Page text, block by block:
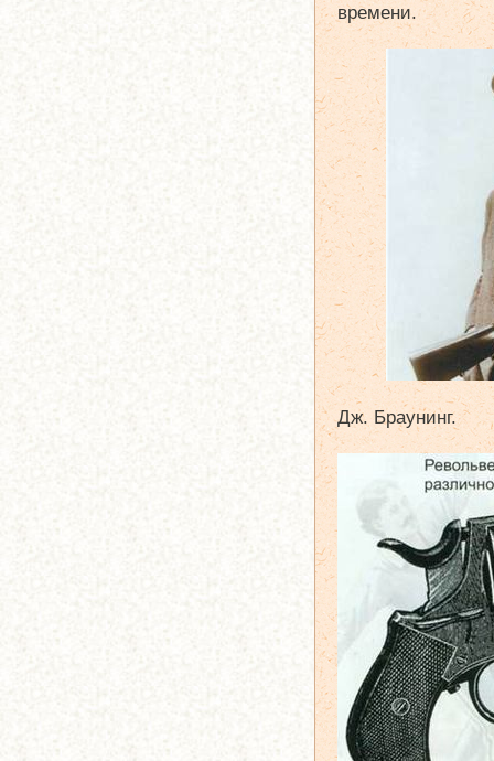
времени.
Дж. Браунинг.